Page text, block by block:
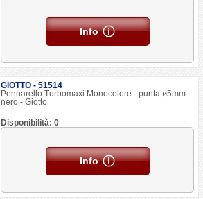
Info
GIOTTO - 51514
Pennarello Turbomaxi Monocolore - punta ø5mm -
nero - Giotto
Disponibilità: 0
Info